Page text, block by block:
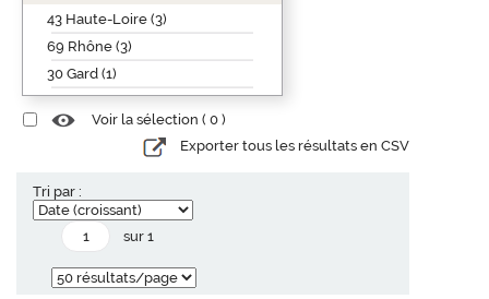
43 Haute-Loire (3)
69 Rhône (3)
30 Gard (1)
Voir la sélection ( 0 )
Exporter tous les résultats en CSV
Tri par :
sur 1